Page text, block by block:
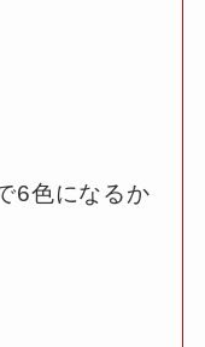
6色になるか